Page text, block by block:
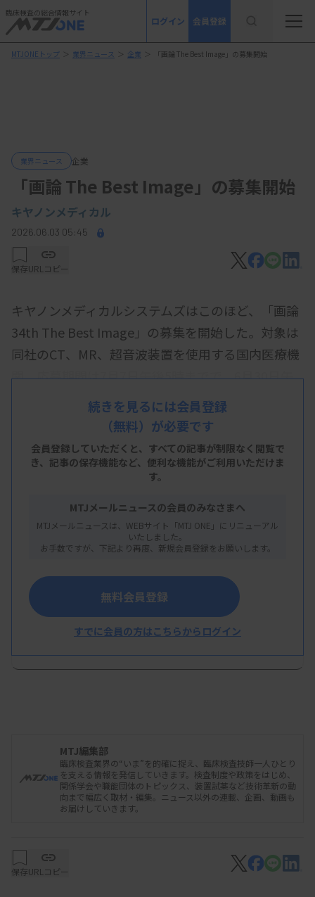
臨床検査の総合情報サイト
ログイン 会員登録
MTJONEトップ ＞ 業界ニュース ＞ 企業 ＞ 「画論 The Best Image」の募集開始
業界ニュース 企業
「画論 The Best Image」の募集開始
キヤノンメディカル
2026.06.03 05:45
保存URLコピー
キヤノンメディカルシステムズはこのほど、「画論
34th The Best Image」の募集を開始した。対象は
同社のCT、MR、超音波装置を使用する国内医療機
関。応募期間は7月7日午後5時までで、6月30日午
後5時までの事前エントリーが必要。
画論 The Best Imageは、「画像診断技術と医療の
発展に貢献する画像」を選定し、国内外の医療機関
で共有することを目的として開催している。今年で
プレスリリース 2026/05/21 14:33
「画論34th The Best Image」応募受付
続きを見るには会員登録
（無料）が必要です
会員登録していただくと、すべての記事が制限なく閲覧で
き、 記事の保存機能など、便利な機能がご利用いただけま
す。
MTJメールニュースの会員のみなさまへ
MTJメールニュースは、WEBサイト「MTJ ONE」にリニューアル
いたしました。
お手数ですが、下記より再度、新規会員登録をお願いします。
無料会員登録
すでに会員の方はこちらからログイン
MTJ編集部
臨床検査業界の“いま”を的確に捉え、臨床検査技師一人ひとり
を支える情報を発信していきます。検査制度や政策をはじめ、
関係学会や職能団体のトピックス、装置試薬など技術革新の動
向まで幅広く取材・編集。ニュース以外の連載、企画、動画も
お届けしていきます。
保存URLコピー